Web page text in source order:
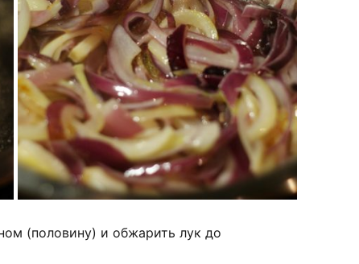
(половину) и обжарить лук до